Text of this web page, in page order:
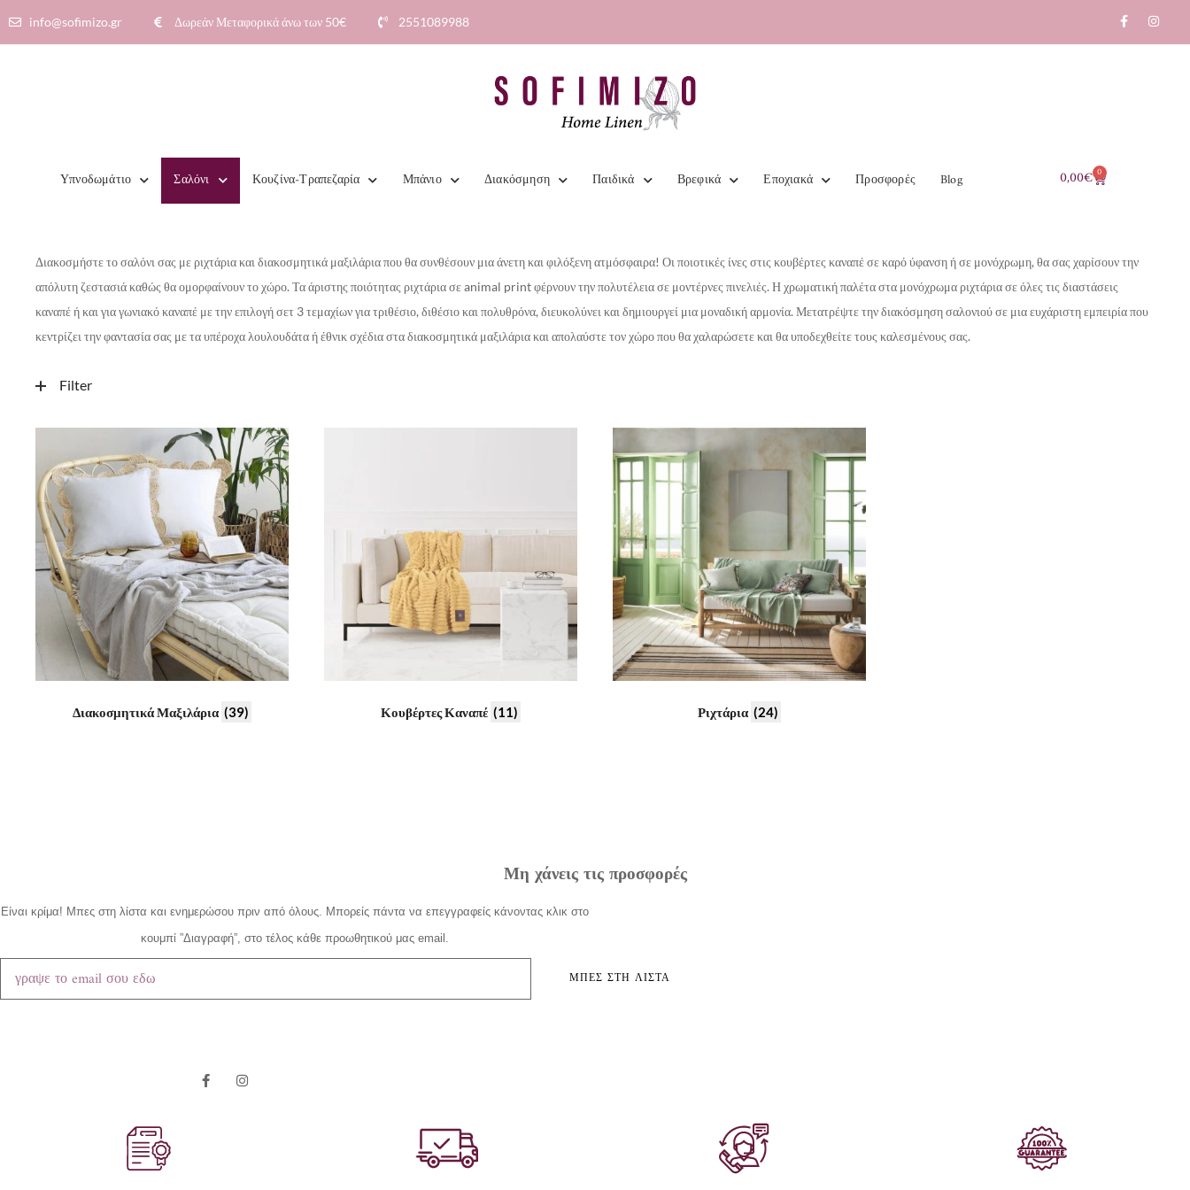
info@sofimizo.gr Δωρεάν Μεταφορικά άνω των 50€​ 2551089988
Υπνοδωμάτιο Σαλόνι Κουζίνα-Τραπεζαρία Μπάνιο Διακόσμηση Παιδικά Βρεφικά Εποχιακά Προσφορές Blog 0,00€ 0
Διακοσμήστε το σαλόνι σας με ριχτάρια και διακοσμητικά μαξιλάρια που θα συνθέσουν μια άνετη και φιλόξενη ατμόσφαιρα! Οι ποιοτικές ίνες στις κουβέρτες καναπέ σε καρό ύφανση ή σε μονόχρωμη, θα σας χαρίσουν την
απόλυτη ζεστασιά καθώς θα ομορφαίνουν το χώρο.Τα άριστης ποιότητας ριχτάρια σε animal print φέρνουν την πολυτέλεια σε μοντέρνες πινελιές. Η χρωματική παλέτα στα μονόχρωμα ριχτάρια σε όλες τις διαστάσεις
καναπέ ή και για γωνιακό καναπέ με την επιλογή σετ 3 τεμαχίων για τριθέσιο, διθέσιο και πολυθρόνα, διευκολύνει και δημιουργεί μια μοναδική αρμονία.Μετατρέψτε την διακόσμηση σαλονιού σε μια ευχάριστη εμπειρία που
κεντρίζει την φαντασία σας με τα υπέροχα λουλουδάτα ή έθνικ σχέδια στα διακοσμητικά μαξιλάρια και απολαύστε τον χώρο που θα χαλαρώσετε και θα υποδεχθείτε τους καλεσμένους σας.
Filter
Διακοσμητικά Μαξιλάρια (39) Κουβέρτες Καναπέ (11) Ριχτάρια (24)
Μη χάνεις τις προσφορές
Είναι κρίμα! Μπες στη λίστα και ενημερώσου πριν από όλους. Μπορείς πάντα να επεγγραφείς κάνοντας κλικ στο
κουμπί ”Διαγραφή”, στο τέλος κάθε προωθητικού μας email.
ΜΠΕΣ ΣΤΗ ΛΙΣΤΑ